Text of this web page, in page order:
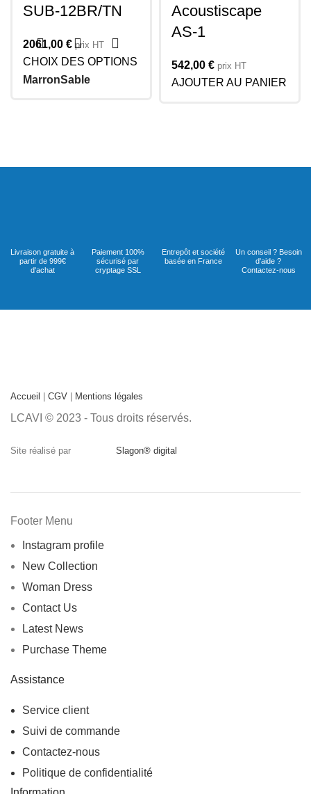
SUB-12BR/TN
2061,00 € prix HT
CHOIX DES OPTIONS
MarronSable
Acoustiscape
AS-1
542,00 € prix HT
AJOUTER AU PANIER
Livraison gratuite à
partir de 999€
d'achat
Paiement 100%
sécurisé par
cryptage SSL
Entrepôt et société
basée en France
Un conseil ? Besoin
d'aide ?
Contactez-nous
Accueil CGV Mentions légales
LCAVI © 2023 - Tous droits réservés.
Site réalisé par Slagon® digital
Footer Menu
Instagram profile
New Collection
Woman Dress
Contact Us
Latest News
Purchase Theme
Assistance
Service client
Suivi de commande
Contactez-nous
Politique de confidentialité